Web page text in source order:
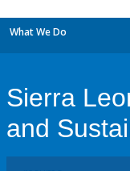
What We Do
Sierra
and